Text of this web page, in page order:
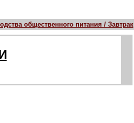
общественного питания / Завтрак